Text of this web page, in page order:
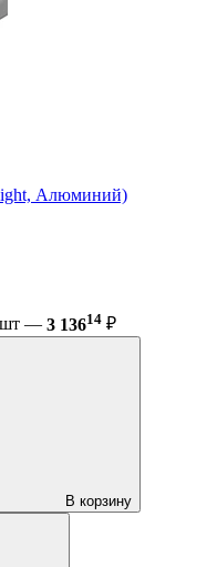
Алюминий)
шт — 3 13614 ₽
В корзину